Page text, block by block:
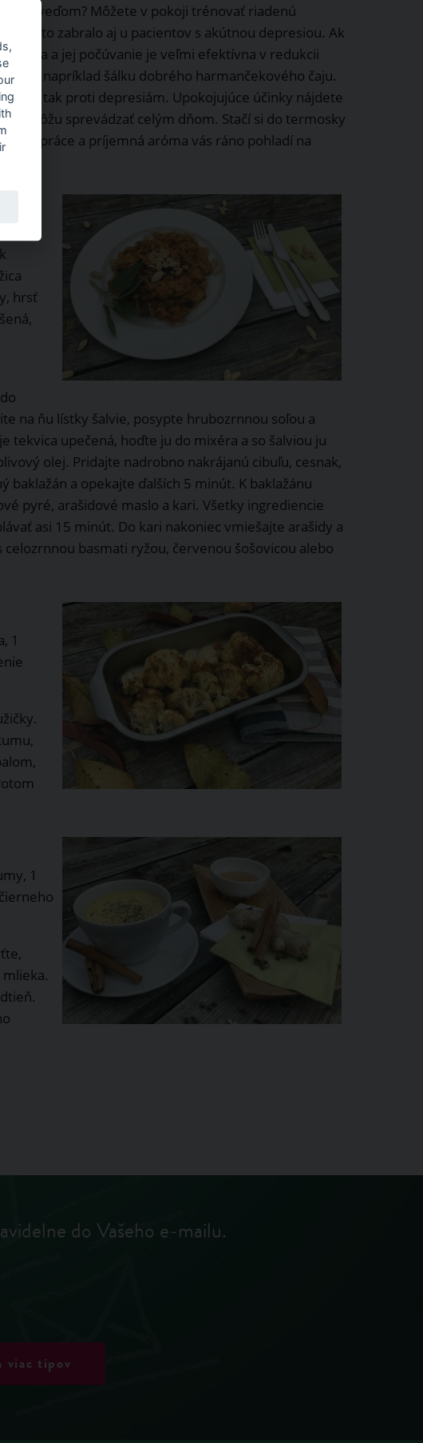
medveďom? Môžete v pokoji trénovať riadenú
toto zabralo aj u pacientov s akútnou depresiou. Ak
a jej počúvanie je veľmi efektívna v redukcii
napríklad šálku dobrého harmančekového čaju.
tak proti depresiám. Upokojujúce účinky nájdete
môžu sprevádzať celým dňom. Stačí si do termosky
do práce a príjemná aróma vás ráno pohladí na
hrsť
na ňu lístky šalvie, posypte hrubozrnnou soľou a
tekvica upečená, hoďte ju do mixéra a so šalviou ju
olej. Pridajte nadrobno nakrájanú cibuľu, cesnak,
a opekajte ďalších 5 minút. K baklažánu
pyré, arašidové maslo a kari. Všetky ingrediencie
asi 15 minút. Do kari nakoniec vmiešajte arašidy a
basmati ryžou, červenou šošovicou alebo
1
1
do Vašeho e‑mailu.
viac tipov